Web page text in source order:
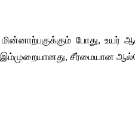
மின்னாற்பகுக்கும் போது, உயர்
இம்முறையானது, சீர்மையான